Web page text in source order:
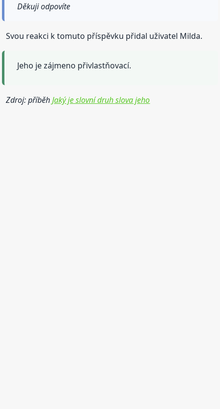
Děkuji odpovíte
Svou reakci k tomuto příspěvku přidal uživatel Milda.
Jeho je zájmeno přivlastňovací.
Zdroj: příběhJaký je slovní druh slova jeho